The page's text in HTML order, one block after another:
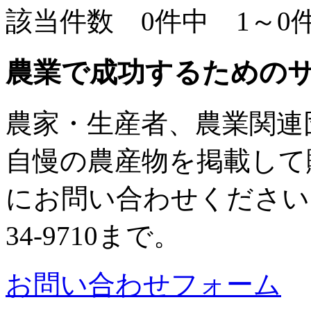
該当件数 0件中 1～0
農業で成功するための
農家・生産者、農業関
自慢の農産物を掲載し
にお問い合わせくださ
34-9710まで。
お問い合わせフォーム